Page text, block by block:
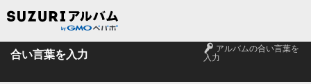
合い言葉を入力 🔑 アルバムの合い言葉を
入力